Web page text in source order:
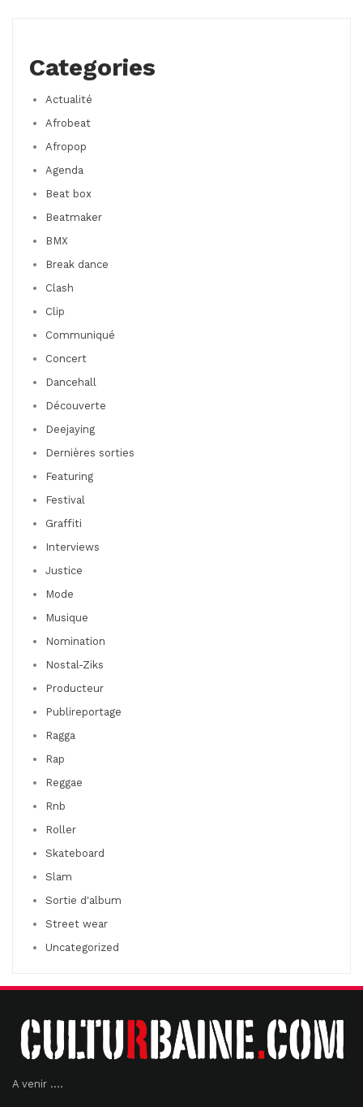
Categories
Actualité
Afrobeat
Afropop
Agenda
Beat box
Beatmaker
BMX
Break dance
Clash
Clip
Communiqué
Concert
Dancehall
Découverte
Deejaying
Dernières sorties
Featuring
Festival
Graffiti
Interviews
Justice
Mode
Musique
Nomination
Nostal-Ziks
Producteur
Publireportage
Ragga
Rap
Reggae
Rnb
Roller
Skateboard
Slam
Sortie d'album
Street wear
Uncategorized
A venir ....